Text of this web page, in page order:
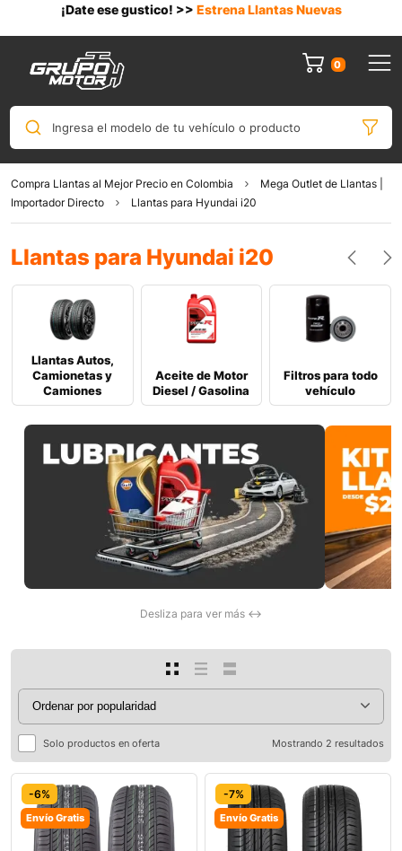
¡Date ese gustico! >> Estrena Llantas Nuevas
0
Ingresa el modelo de tu vehículo o producto
Compra Llantas al Mejor Precio en Colombia
Mega Outlet de Llantas |
Importador Directo
Llantas para Hyundai i20
Llantas para Hyundai i20
Llantas Autos,
Camionetas y
Camiones
Aceite de Motor
Diesel / Gasolina
Filtros para todo
vehículo
Desliza para ver más ↔
Solo productos en oferta Mostrando 2 resultados
-6%
Envío Gratis
-7%
Envío Gratis